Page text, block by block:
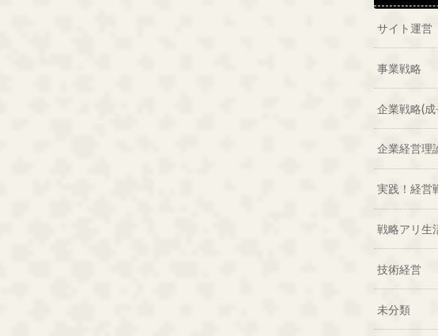
サイト運営
事業戦略
企業戦略(成
企業経営理
実践！経営
戦略アリ生
技術経営
未分類